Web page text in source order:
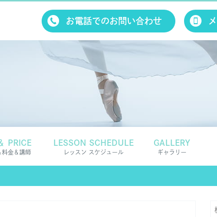
お電話でのお問い合わせ
PRICE
料金＆講師
LESSON SCHEDULE
レッスン スケジュール
GALLERY
ギャラリー